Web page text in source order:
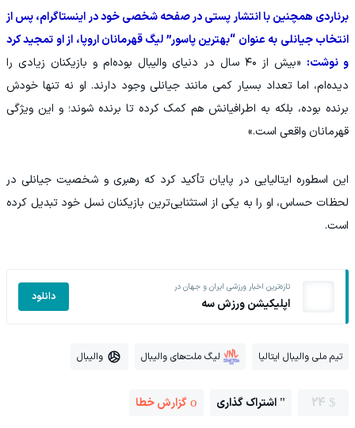
برناردی همچنین با انتشار پستی در صفحه شخصی خود در اینستاگرام، پس از
انتخاب جیانلی به عنوان “بهترین پاسور” لیگ قهرمانان اروپا، از او تمجید کرد
و نوشت:
«بیش از ۴۰ سال در دنیای والیبال بوده‌ام و بازیکنان زیادی را
دیده‌ام، اما تعداد بسیار کمی مانند جیانلی وجود دارند. او نه تنها خودش
برنده بوده، بلکه به اطرافیانش هم کمک کرده تا برنده شوند؛ و این ویژگی
قهرمانان واقعی است.»
این اسطوره ایتالیایی در پایان تأکید کرد که رهبری و شخصیت جیانلی در
لحظات حساس، او را به یکی از استثنایی‌ترین بازیکنان نسل خود تبدیل کرده
است.
تازه‌ترین اخبار ورزشی ایران و جهان در
اپلیکیشن ورزش سه دانلود
تیم ملی والیبال ایتالیا لیگ ملت‌های والیبال والیبال
24 اشتراک گذاری گزارش خطا